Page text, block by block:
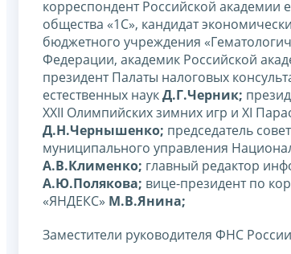
корреспондент Российской академии
общества «1С», кандидат
бюджетного учреждения
Федерации, академик Российской
президент Палаты налоговых
естественных наукД.Г.Черник;
XXII Олимпийских зимних игр и XI
Д.Н.Чернышенко; председатель
муниципального управления
А.В.Клименко; главный редактор
А.Ю.Полякова; вице-президент по
«ЯНДЕКС» М.В.Янина;
Заместители руководителя ФНС